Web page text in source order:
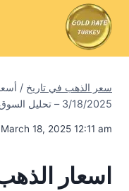
سعر الذهب في تاريخ /
3/18/2025 – تحليل السوق وفرص الاستثمار
March 18, 2025 12:11 am
اسعار